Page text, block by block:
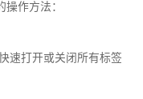
作方法：
速打开或关闭所有标签